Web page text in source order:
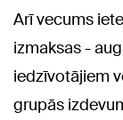
Arī vecums
izmaksas -
iedzīvotājiem
grupās